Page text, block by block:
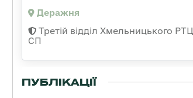
Деражня
Третій відділ Хмельницького
СП
ПУБЛІКАЦІЇ